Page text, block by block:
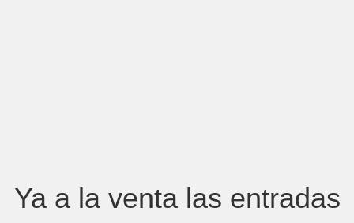
Ya a la venta las entradas